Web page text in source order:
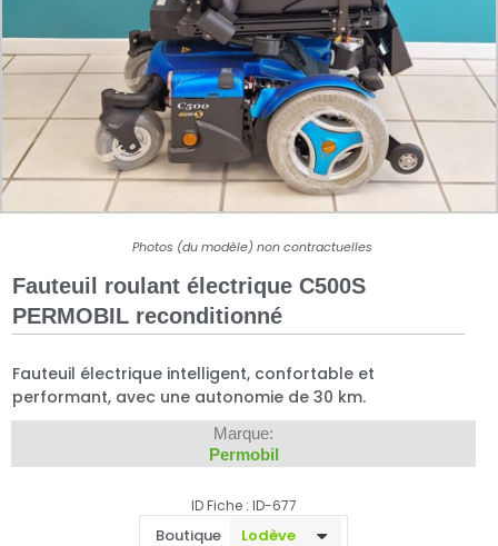
Photos (du modèle) non contractuelles
Fauteuil roulant électrique C500S
PERMOBIL reconditionné
Fauteuil électrique intelligent, confortable et
performant, avec une autonomie de 30 km.
Marque:
Permobil
ID Fiche : ID-677
Boutique